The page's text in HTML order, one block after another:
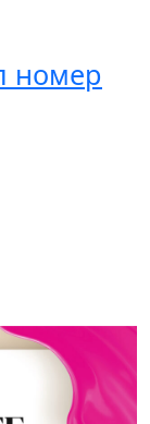
номер